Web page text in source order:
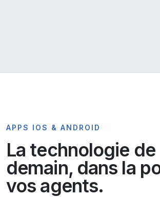
APPS IOS & ANDROID
La technologie de
demain, dans la
vos agents.